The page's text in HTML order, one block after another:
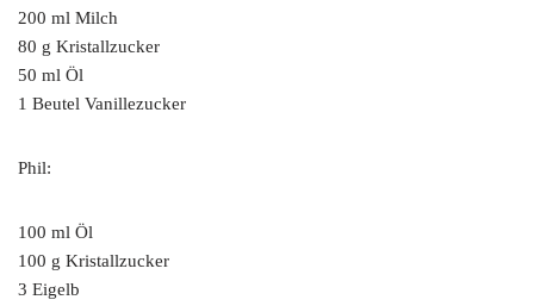
200 ml Milch
80 g Kristallzucker
50 ml Öl
1 Beutel Vanillezucker
Phil:
100 ml Öl
100 g Kristallzucker
3 Eigelb